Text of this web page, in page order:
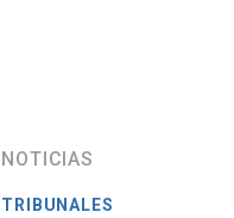
NOTICIAS
TRIBUNALES